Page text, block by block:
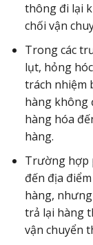
thông đi lại
chối vận
Trong các
lụt, hỏng
trách nhiệm
hàng không
hàng hóa
hàng.
Trường hợp
đến địa
hàng,
trả lại hàng
vận chuyển